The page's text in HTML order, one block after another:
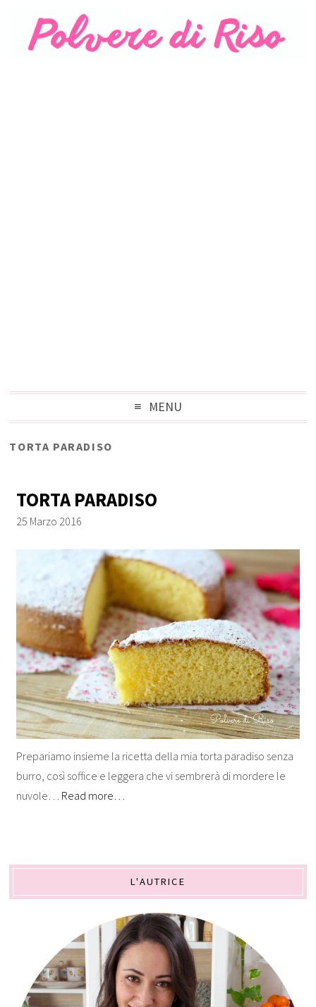
MENU
TORTA PARADISO
TORTA PARADISO
25 Marzo 2016
Prepariamo insieme la ricetta della mia torta paradiso senza
burro, così soffice e leggera che vi sembrerà di mordere le
nuvole… Read more…
L'AUTRICE